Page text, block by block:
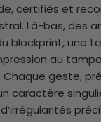
certifiés et
Là-bas, des
blockprint, une
au
Chaque geste,
caractère